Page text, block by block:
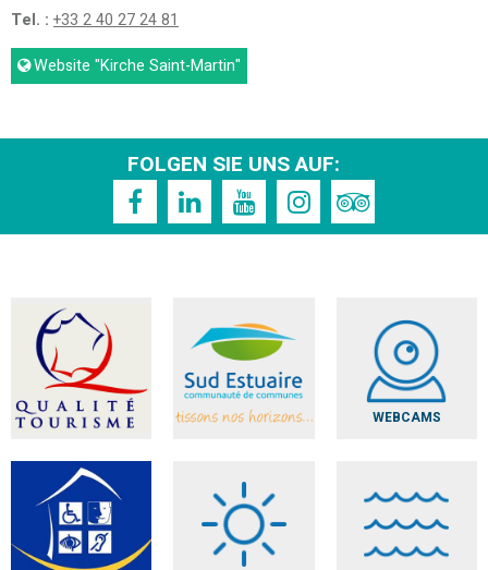
Tel. : +33 2 40 27 24 81
Website "Kirche Saint-Martin"
FOLGEN SIE UNS AUF:
WEBCAMS